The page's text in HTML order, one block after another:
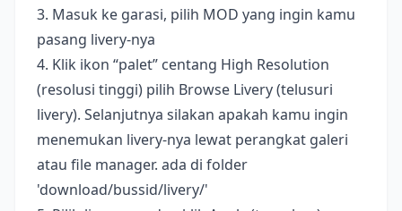
3. Masuk ke garasi, pilih MOD yang ingin kamu
pasang livery-nya
4. Klik ikon “palet” centang High Resolution
(resolusi tinggi) pilih Browse Livery (telusuri
livery). Selanjutnya silakan apakah kamu ingin
menemukan livery-nya lewat perangkat galeri
atau file manager. ada di folder
'download/bussid/livery/'